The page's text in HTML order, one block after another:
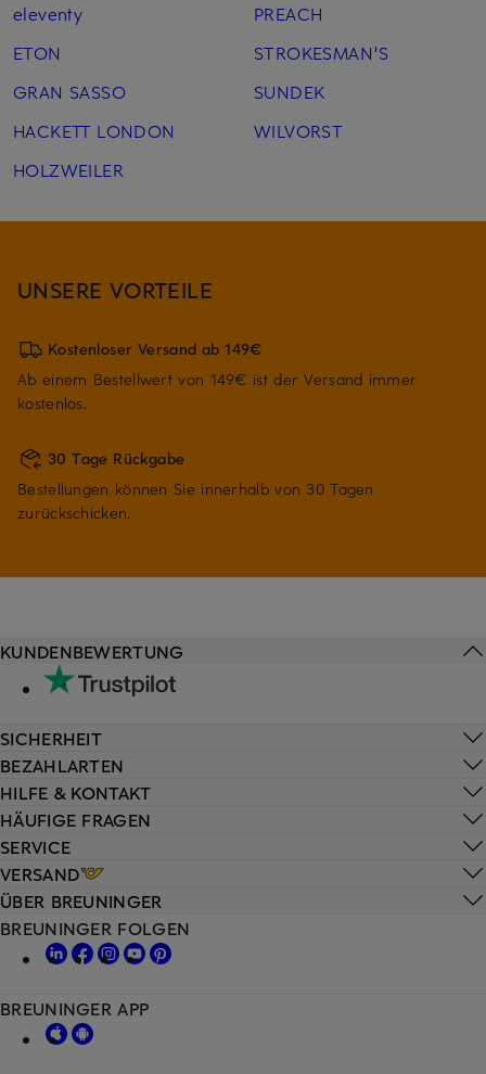
eleventy
ETON
GRAN SASSO
HACKETT LONDON
HOLZWEILER
PREACH
STROKESMAN'S
SUNDEK
WILVORST
UNSERE VORTEILE
Kostenloser Versand ab 149€
Ab einem Bestellwert von 149€ ist der Versand immer
kostenlos.
30 Tage Rückgabe
Bestellungen können Sie innerhalb von 30 Tagen
zurückschicken.
HILFE & KONTAKT
HÄUFIGE FRAGEN
SERVICE
VERSAND
KUNDENBEWERTUNG
SICHERHEIT
BEZAHLARTEN
ÜBER BREUNINGER
BREUNINGER FOLGEN
BREUNINGER APP